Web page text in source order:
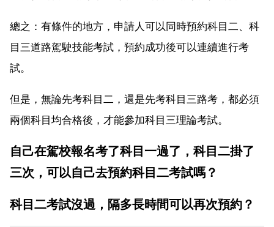
總之：有條件的地方，申請人可以同時預約科目二、科
目三道路駕駛技能考試，預約成功後可以連續進行考
試。
但是，無論先考科目二，還是先考科目三路考，都必須
兩個科目均合格後，才能參加科目三理論考試。
自己在駕校報名考了科目一過了，科目二掛了
三次，可以自己去預約科目二考試嗎？
科目二考試沒過，隔多長時間可以再次預約？